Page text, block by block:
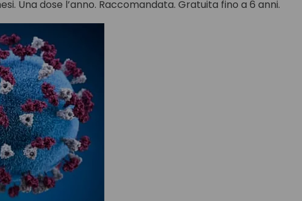
Una dose l’anno. Raccomandata. Gratuita fino a 6 anni.